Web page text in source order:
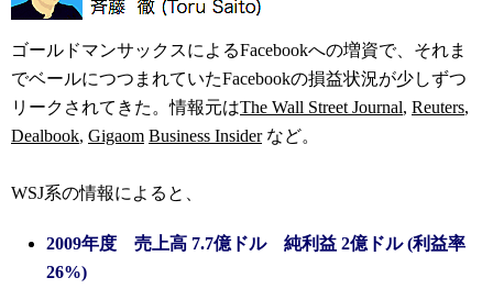
ゴールドマンサックスによるFacebookへの増資で、それま
でベールにつつまれていたFacebookの損益状況が少しずつ
リークされてきた。情報元はThe Wall Street Journal, Reuters,
Dealbook, Gigaom Business Insiderなど。
WSJ系の情報によると、
2009年度 売上高 7.7億ドル 純利益 2億ドル (利益率
26%)